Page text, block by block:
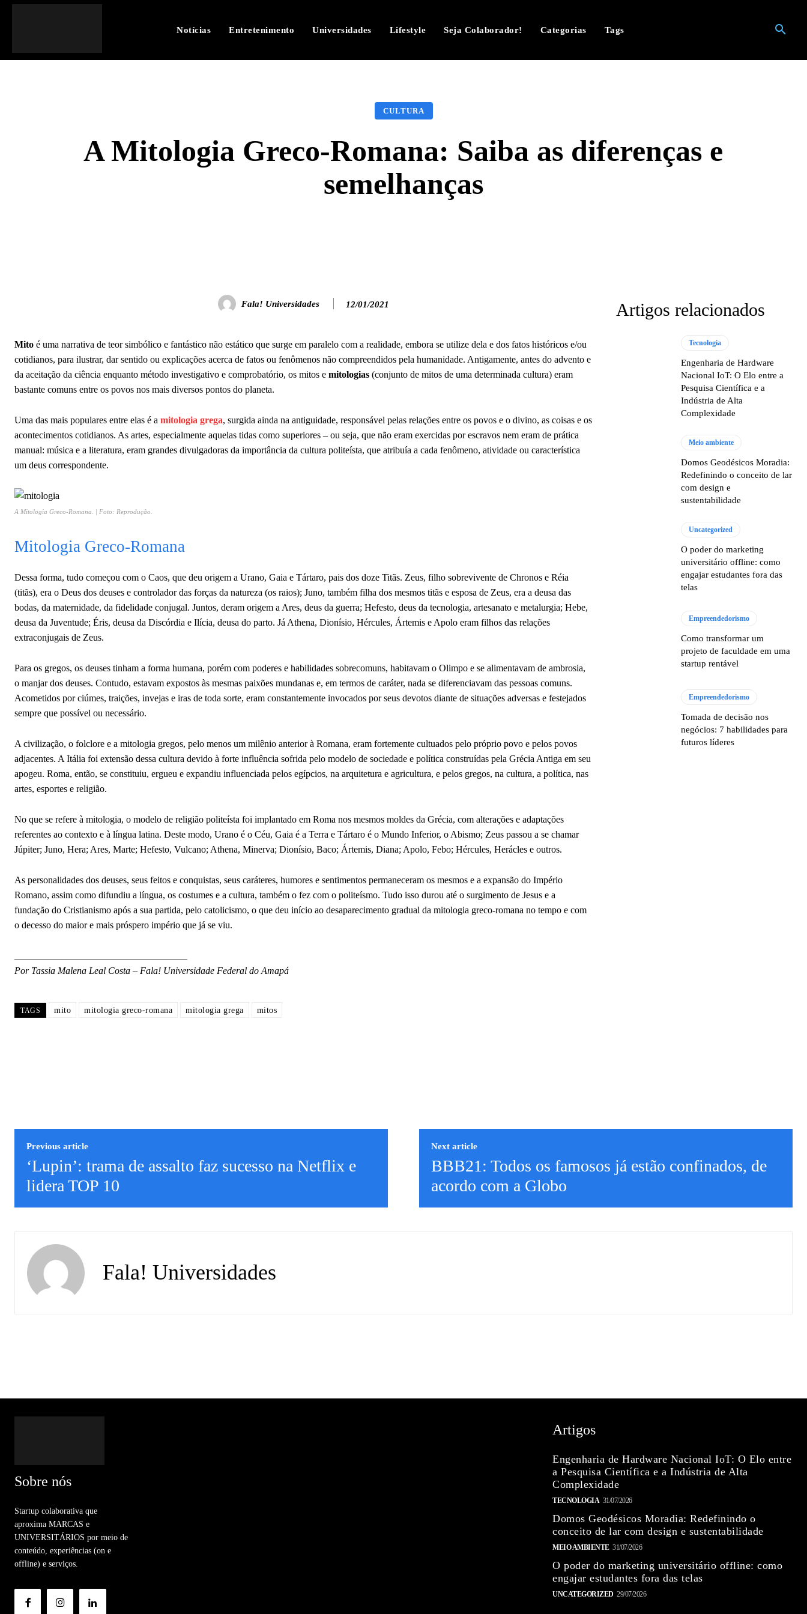
Notícias Entretenimento Universidades Lifestyle Seja Colaborador! Categorias Tags
CULTURA
A Mitologia Greco-Romana: Saiba as diferenças e
semelhanças
Fala! Universidades 12/01/2021
Mito é uma narrativa de teor simbólico e fantástico não estático que surge em paralelo com a realidade, embora se utilize dela e dos fatos históricos e/ou
cotidianos, para ilustrar, dar sentido ou explicações acerca de fatos ou fenômenos não compreendidos pela humanidade. Antigamente, antes do advento e
da aceitação da ciência enquanto método investigativo e comprobatório, os mitos e mitologias (conjunto de mitos de uma determinada cultura) eram
bastante comuns entre os povos nos mais diversos pontos do planeta.
Uma das mais populares entre elas é a mitologia grega, surgida ainda na antiguidade, responsável pelas relações entre os povos e o divino, as coisas e os
acontecimentos cotidianos. As artes, especialmente aquelas tidas como superiores – ou seja, que não eram exercidas por escravos nem eram de prática
manual: música e a literatura, eram grandes divulgadoras da importância da cultura politeísta, que atribuía a cada fenômeno, atividade ou característica
um deus correspondente.
A Mitologia Greco-Romana. | Foto: Reprodução.
Mitologia Greco-Romana
Dessa forma, tudo começou com o Caos, que deu origem a Urano, Gaia e Tártaro, pais dos doze Titãs. Zeus, filho sobrevivente de Chronos e Réia
(titãs), era o Deus dos deuses e controlador das forças da natureza (os raios); Juno, também filha dos mesmos titãs e esposa de Zeus, era a deusa das
bodas, da maternidade, da fidelidade conjugal. Juntos, deram origem a Ares, deus da guerra; Hefesto, deus da tecnologia, artesanato e metalurgia; Hebe,
deusa da Juventude; Éris, deusa da Discórdia e Ilícia, deusa do parto. Já Athena, Dionísio, Hércules, Ártemis e Apolo eram filhos das relações
extraconjugais de Zeus.
Para os gregos, os deuses tinham a forma humana, porém com poderes e habilidades sobrecomuns, habitavam o Olimpo e se alimentavam de ambrosia,
o manjar dos deuses. Contudo, estavam expostos às mesmas paixões mundanas e, em termos de caráter, nada se diferenciavam das pessoas comuns.
Acometidos por ciúmes, traições, invejas e iras de toda sorte, eram constantemente invocados por seus devotos diante de situações adversas e festejados
sempre que possível ou necessário.
A civilização, o folclore e a mitologia gregos, pelo menos um milênio anterior à Romana, eram fortemente cultuados pelo próprio povo e pelos povos
adjacentes. A Itália foi extensão dessa cultura devido à forte influência sofrida pelo modelo de sociedade e política construídas pela Grécia Antiga em seu
apogeu. Roma, então, se constituiu, ergueu e expandiu influenciada pelos egípcios, na arquitetura e agricultura, e pelos gregos, na cultura, a política, nas
artes, esportes e religião.
No que se refere à mitologia, o modelo de religião politeísta foi implantado em Roma nos mesmos moldes da Grécia, com alterações e adaptações
referentes ao contexto e à língua latina. Deste modo, Urano é o Céu, Gaia é a Terra e Tártaro é o Mundo Inferior, o Abismo; Zeus passou a se chamar
Júpiter; Juno, Hera; Ares, Marte; Hefesto, Vulcano; Athena, Minerva; Dionísio, Baco; Ártemis, Diana; Apolo, Febo; Hércules, Herácles e outros.
As personalidades dos deuses, seus feitos e conquistas, seus caráteres, humores e sentimentos permaneceram os mesmos e a expansão do Império
Romano, assim como difundiu a língua, os costumes e a cultura, também o fez com o politeísmo. Tudo isso durou até o surgimento de Jesus e a
fundação do Cristianismo após a sua partida, pelo catolicismo, o que deu início ao desaparecimento gradual da mitologia greco-romana no tempo e com
o decesso do maior e mais próspero império que já se viu.
Por Tassia Malena Leal Costa – Fala! Universidade Federal do Amapá
TAGS mito mitologia greco-romana mitologia grega mitos
Artigos relacionados
Tecnologia
Engenharia de Hardware
Nacional IoT: O Elo entre a
Pesquisa Científica e a
Indústria de Alta
Complexidade
Meio ambiente
Domos Geodésicos Moradia:
Redefinindo o conceito de lar
com design e
sustentabilidade
Uncategorized
O poder do marketing
universitário offline: como
engajar estudantes fora das
telas
Empreendedorismo
Como transformar um
projeto de faculdade em uma
startup rentável
Empreendedorismo
Tomada de decisão nos
negócios: 7 habilidades para
futuros líderes
Previous article
‘Lupin’: trama de assalto faz sucesso na Netflix e
lidera TOP 10
Next article
BBB21: Todos os famosos já estão confinados, de
acordo com a Globo
Fala! Universidades
Sobre nós
Startup colaborativa que
aproxima MARCAS e
UNIVERSITÁRIOS por meio de
conteúdo, experiências (on e
offline) e serviços.
Artigos
Engenharia de Hardware Nacional IoT: O Elo entre
a Pesquisa Científica e a Indústria de Alta
Complexidade
TECNOLOGIA 31/07/2026
Domos Geodésicos Moradia: Redefinindo o
conceito de lar com design e sustentabilidade
MEIO AMBIENTE 31/07/2026
O poder do marketing universitário offline: como
engajar estudantes fora das telas
UNCATEGORIZED 29/07/2026